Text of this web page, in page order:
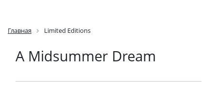
Главная Limited Editions
A Midsummer Dream